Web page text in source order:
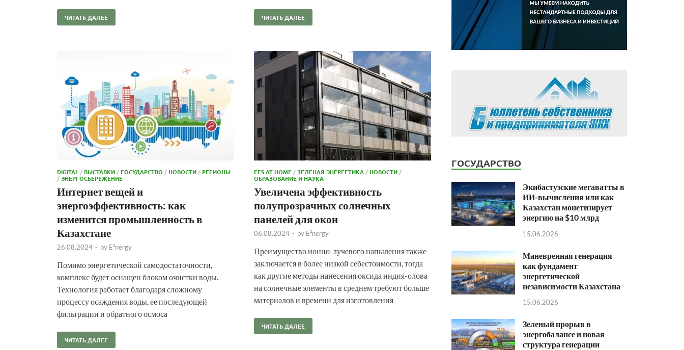
ЧИТАТЬ ДАЛЕЕ ЧИТАТЬ ДАЛЕЕ
DIGITAL /ВЫСТАВКИ /ГОСУДАРСТВО /НОВОСТИ /РЕГИОНЫ
/ЭНЕРГОСБЕРЕЖЕНИЕ
Интернет вещей и
энергоэффективность: как
изменится промышленность в
Казахстане
26.08.2024 - by E²nergy
Помимо энергетической самодостаточности,
комплекс будет оснащен блоком очистки воды.
Технология работает благодаря сложному
процессу осаждения воды, ее последующей
фильтрации и обратного осмоса
ЧИТАТЬ ДАЛЕЕ
EES AT HOME /ЗЕЛЕНАЯ ЭНЕРГЕТИКА /НОВОСТИ /
ОБРАЗОВАНИЕ И НАУКА
Увеличена эффективность
полупрозрачных солнечных
панелей для окон
06.08.2024 - by E²nergy
Преимущество ионно-лучевого напыления также
заключается в более низкой себестоимости, тогда
как другие методы нанесения оксида индия-олова
на солнечные элементы в среднем требуют больше
материалов и времени для изготовления
ЧИТАТЬ ДАЛЕЕ
ГОСУДАРСТВО
Экибастузские мегаватты в
ИИ-вычисления или как
Казахстан монетизирует
энергию на $10 млрд
15.06.2026
Маневренная генерация
как фундамент
энергетической
независимости Казахстана
15.06.2026
Зеленый прорыв в
энергобалансе и новая
структура генерации